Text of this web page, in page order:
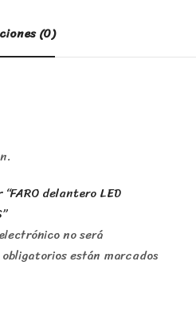
(0)
delantero LED
no será
están marcados